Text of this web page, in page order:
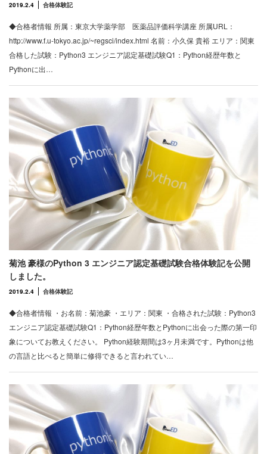
2019.2.4 合格体験記
◆合格者情報 所属：東京大学薬学部 医薬品評価科学講座 所属URL：
http://www.f.u-tokyo.ac.jp/~regsci/index.html 名前：小久保 貴裕 エリア：関東
合格した試験：Python3 エンジニア認定基礎試験Q1：Python経歴年数と
Pythonに出…
菊池 豪様のPython 3 エンジニア認定基礎試験合格体験記を公開
しました。
2019.2.4 合格体験記
◆合格者情報 ・お名前：菊池豪 ・エリア：関東 ・合格された試験：Python3
エンジニア認定基礎試験Q1：Python経歴年数とPythonに出会った際の第一印
象についてお教えください。 Python経験期間は3ヶ月未満です。Pythonは他
の言語と比べると簡単に修得できると言われてい…